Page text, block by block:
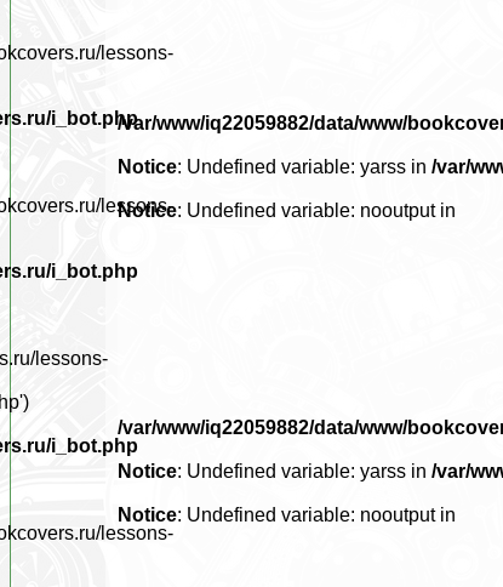
/var/www/iq22059882/data/www/
Notice: Undefined variable: yarss in/var/
Notice: Undefined variable: nooutput in
/var/www/iq22059882/data/www/
Notice: Undefined variable: yarss in/var/
Notice: Undefined variable: nooutput in
lessons-
i_bot.php
lessons-
i_bot.php
lessons-
i_bot.php
lessons-